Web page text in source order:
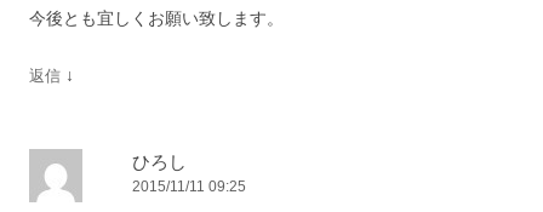
今後とも宜しくお願い致します。
返信 ↓
ひろし
2015/11/11 09:25